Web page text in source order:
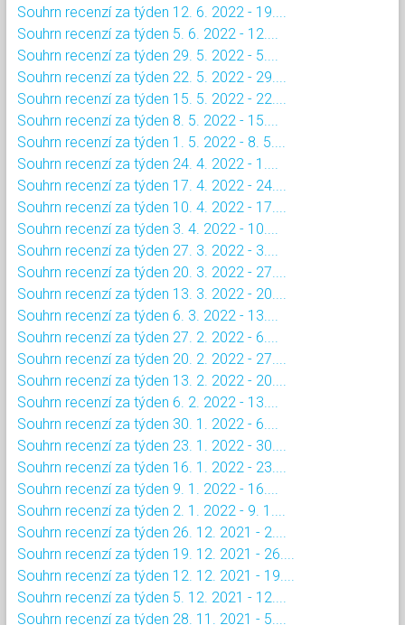
Souhrn recenzí za týden 12. 6. 2022 - 19....
Souhrn recenzí za týden 5. 6. 2022 - 12....
Souhrn recenzí za týden 29. 5. 2022 - 5....
Souhrn recenzí za týden 22. 5. 2022 - 29....
Souhrn recenzí za týden 15. 5. 2022 - 22....
Souhrn recenzí za týden 8. 5. 2022 - 15....
Souhrn recenzí za týden 1. 5. 2022 - 8. 5....
Souhrn recenzí za týden 24. 4. 2022 - 1....
Souhrn recenzí za týden 17. 4. 2022 - 24....
Souhrn recenzí za týden 10. 4. 2022 - 17....
Souhrn recenzí za týden 3. 4. 2022 - 10....
Souhrn recenzí za týden 27. 3. 2022 - 3....
Souhrn recenzí za týden 20. 3. 2022 - 27....
Souhrn recenzí za týden 13. 3. 2022 - 20....
Souhrn recenzí za týden 6. 3. 2022 - 13....
Souhrn recenzí za týden 27. 2. 2022 - 6....
Souhrn recenzí za týden 20. 2. 2022 - 27....
Souhrn recenzí za týden 13. 2. 2022 - 20....
Souhrn recenzí za týden 6. 2. 2022 - 13....
Souhrn recenzí za týden 30. 1. 2022 - 6....
Souhrn recenzí za týden 23. 1. 2022 - 30....
Souhrn recenzí za týden 16. 1. 2022 - 23....
Souhrn recenzí za týden 9. 1. 2022 - 16....
Souhrn recenzí za týden 2. 1. 2022 - 9. 1....
Souhrn recenzí za týden 26. 12. 2021 - 2....
Souhrn recenzí za týden 19. 12. 2021 - 26....
Souhrn recenzí za týden 12. 12. 2021 - 19....
Souhrn recenzí za týden 5. 12. 2021 - 12....
Souhrn recenzí za týden 28. 11. 2021 - 5....